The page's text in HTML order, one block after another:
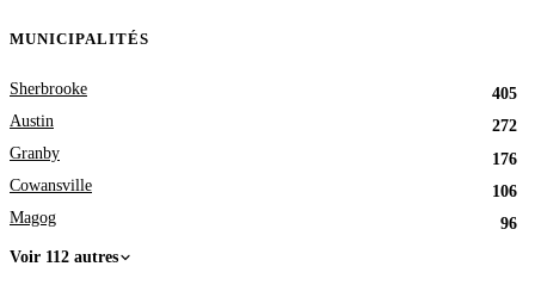
MUNICIPALITÉS
Sherbrooke
405
Austin
272
Granby
176
Cowansville
106
Magog
96
Voir 112 autres